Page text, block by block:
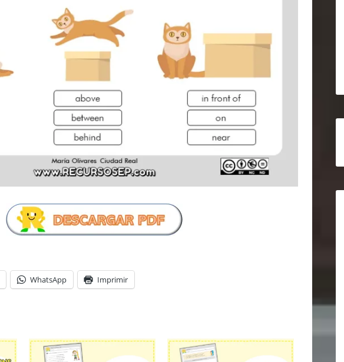
WhatsApp Imprimir